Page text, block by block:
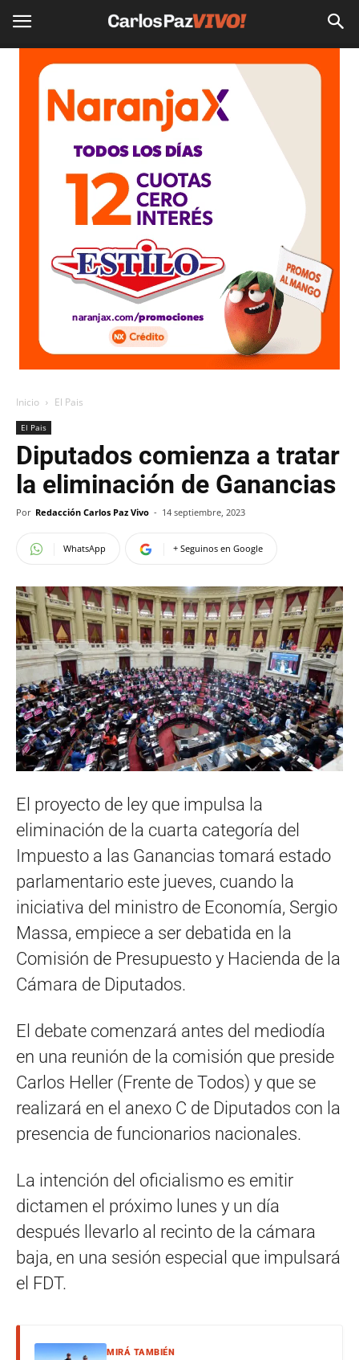
Inicio El Pais
El Pais
Diputados comienza a tratar
la eliminación de Ganancias
Por Redacción Carlos Paz Vivo - 14 septiembre, 2023
WhatsApp + Seguinos en Google
El proyecto de ley que impulsa la
eliminación de la cuarta categoría del
Impuesto a las Ganancias tomará estado
parlamentario este jueves, cuando la
iniciativa del ministro de Economía, Sergio
Massa, empiece a ser debatida en la
Comisión de Presupuesto y Hacienda de la
Cámara de Diputados.
El debate comenzará antes del mediodía
en una reunión de la comisión que preside
Carlos Heller (Frente de Todos) y que se
realizará en el anexo C de Diputados con la
presencia de funcionarios nacionales.
La intención del oficialismo es emitir
dictamen el próximo lunes y un día
después llevarlo al recinto de la cámara
baja, en una sesión especial que impulsará
el FDT.
MIRÁ TAMBIÉN